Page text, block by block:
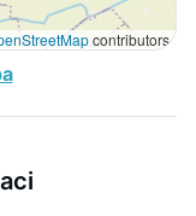
contributors